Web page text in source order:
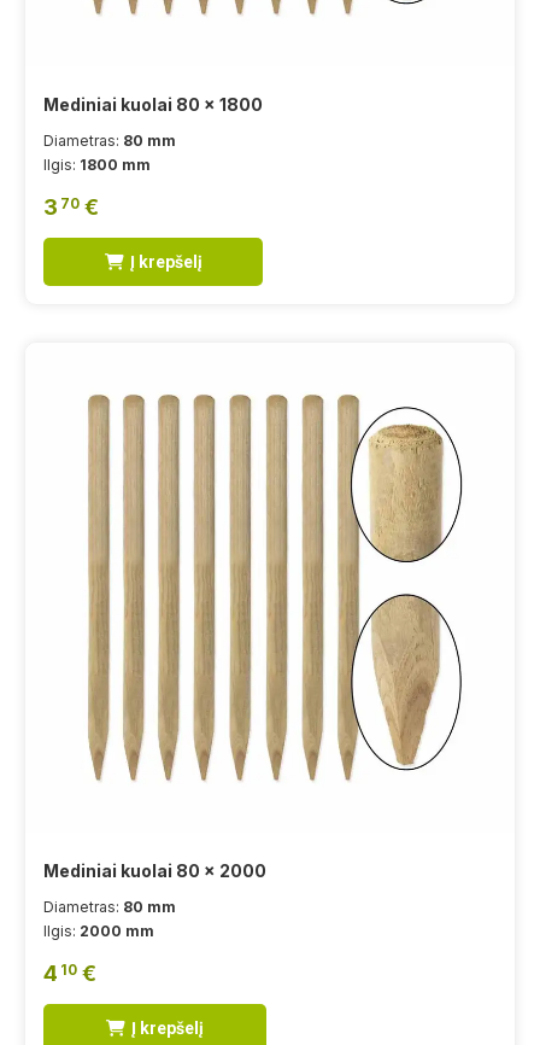
Mediniai kuolai 80 x 1800
Diametras: 80 mm
Ilgis: 1800 mm
3 70 €
Į krepšelį
Mediniai kuolai 80 x 2000
Diametras: 80 mm
Ilgis: 2000 mm
4 10 €
Į krepšelį